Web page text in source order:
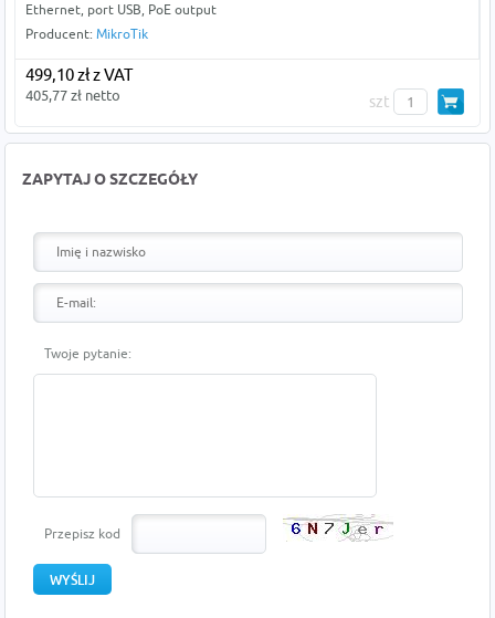
Ethernet, port USB, PoE output
Producent: MikroTik
499,10 zł z VAT
405,77 zł netto szt
ZAPYTAJ O SZCZEGÓŁY
Twoje pytanie:
Przepisz kod